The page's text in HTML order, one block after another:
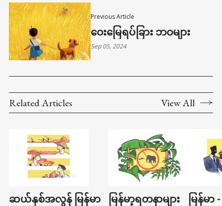
Previous Article
ဝေးမြေရပ်ခြား ဘဝများ
Sep 05, 2024
Related Articles View All
ဆယ်နှစ်အလွန် မြန်မာ
မြန်မာ့ရတနာများ
မြန်မာ